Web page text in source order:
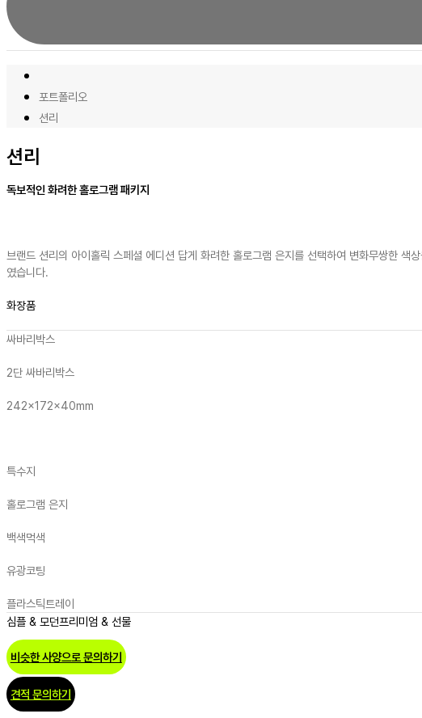
포트폴리오
션리
션리
독보적인 화려한 홀로그램 패키지
브랜드 션리의 아이홀릭 스페셜 에디션 답게 화려한 홀로그램 은지를 선택하여 변화무쌍한
였습니다.
화장품
싸바리박스
2단 싸바리박스
242x172x40mm
특수지
홀로그램 은지
백색먹색
유광코팅
플라스틱트레이
심플 & 모던프리미엄 & 선물
비슷한 사양으로 문의하기
견적 문의하기